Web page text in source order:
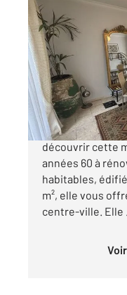
ALBI 81
160 m2, 8 pièces
Ref : 13109
Maison à
275
ALBI Bellevue,
découvrir cette
années 60 à
habitables,
m², elle vous
centre-ville. Elle ...